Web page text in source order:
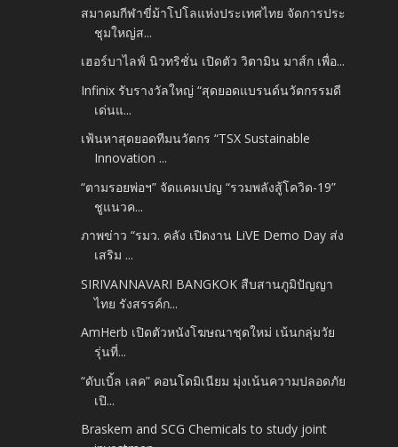
สมาคมกีฬาขี่ม้าโปโลแห่งประเทศไทย จัดการประ
ชุมใหญ่ส...
เฮอร์บาไลฟ์ นิวทริชั่น เปิดตัว วิตามิน มาส์ก เพื่อ...
Infinix รับรางวัลใหญ่ “สุดยอดแบรนด์นวัตกรรมดี
เด่นแ...
เฟ้นหาสุดยอดทีมนวัตกร “TSX Sustainable
Innovation ...
“ตามรอยพ่อฯ” จัดแคมเปญ “รวมพลังสู้โควิด-19”
ชูแนวค...
ภาพข่าว “รมว. คลัง เปิดงาน LiVE Demo Day ส่ง
เสริม ...
SIRIVANNAVARI BANGKOK สืบสานภูมิปัญญา
ไทย รังสรรค์ก...
AmHerb เปิดตัวหนังโฆษณาชุดใหม่ เน้นกลุ่มวัย
รุ่นที่...
“ดับเบิ้ล เลค” คอนโดมิเนียม มุ่งเน้นความปลอดภัย
เปิ...
Braskem and SCG Chemicals to study joint